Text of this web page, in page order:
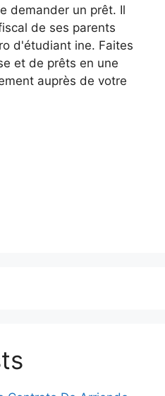
demander un prêt. Il
de ses parents
d'étudiant ine. Faites
et de prêts en une
auprès de votre